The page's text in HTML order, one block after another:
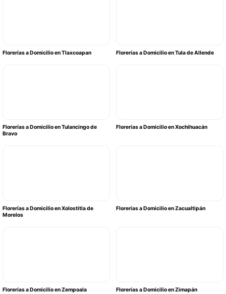
Florerías a Domicilio en Tlaxcoapan Florerías a Domicilio en Tula de Allende
Florerías a Domicilio en Tulancingo de
Bravo
Florerías a Domicilio en Xochihuacán
Florerías a Domicilio en Xolostitla de
Morelos
Florerías a Domicilio en Zacualtipán
Florerías a Domicilio en Zempoala Florerías a Domicilio en Zimapán